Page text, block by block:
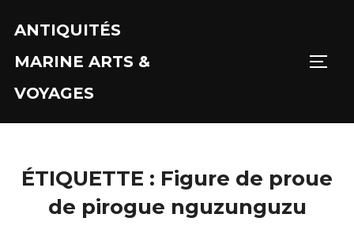
contenu
ANTIQUITÉS
MARINE ARTS &
VOYAGES
ÉTIQUETTE : Figure de proue
de pirogue nguzunguzu